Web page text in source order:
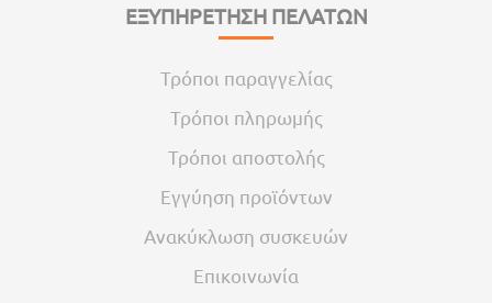
ΕΞΥΠΗΡΕΤΗΣΗ ΠΕΛΑΤΩΝ
Τρόποι παραγγελίας
Τρόποι πληρωμής
Τρόποι αποστολής
Εγγύηση προϊόντων
Ανακύκλωση συσκευών
Επικοινωνία